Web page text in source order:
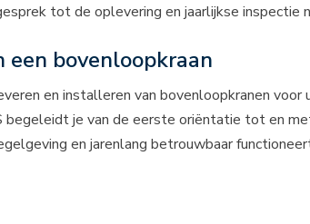
tot de oplevering en jaarlijkse inspectie
een bovenloopkraan
en installeren van bovenloopkranen
je van de eerste oriëntatie tot en
en jarenlang betrouwbaar